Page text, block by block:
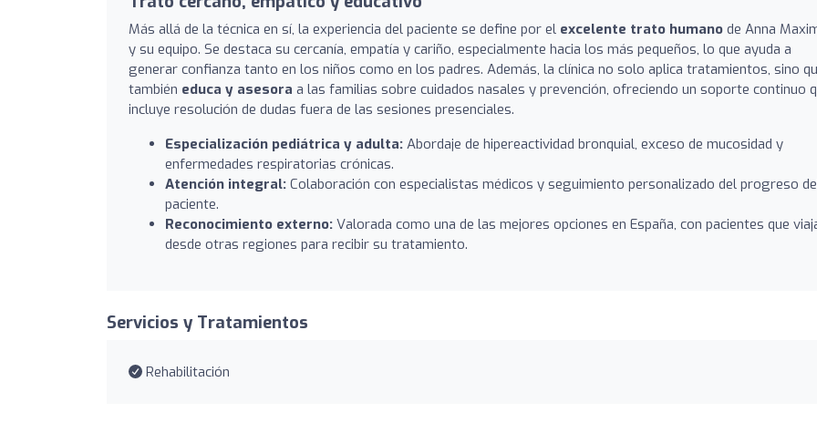
Más allá de la técnica en sí, la experiencia del paciente se define por el excelente trato humano de Anna
y su equipo. Se destaca su cercanía, empatía y cariño, especialmente hacia los más pequeños, lo que ayuda a
generar confianza tanto en los niños como en los padres. Además, la clínica no solo aplica tratamientos, sino
también educa y asesora a las familias sobre cuidados nasales y prevención, ofreciendo un soporte continuo
incluye resolución de dudas fuera de las sesiones presenciales.
Especialización pediátrica y adulta: Abordaje de hipereactividad bronquial, exceso de mucosidad y
enfermedades respiratorias crónicas.
Atención integral: Colaboración con especialistas médicos y seguimiento personalizado del progreso
paciente.
Reconocimiento externo: Valorada como una de las mejores opciones en España, con pacientes que
desde otras regiones para recibir su tratamiento.
Servicios y Tratamientos
Rehabilitación